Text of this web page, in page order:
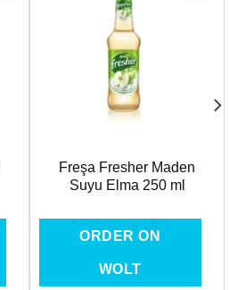
Freşa Fresher Maden
Suyu Elma 250 ml
ORDER ON
WOLT